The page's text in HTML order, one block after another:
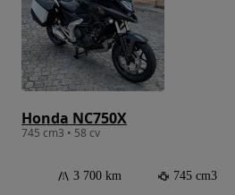
Honda NC750X
745 cm3 • 58 cv
3 700 km 745 cm3